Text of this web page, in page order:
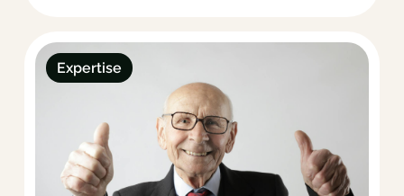
leur argent dormir. Mauvaise idée : votre
épargne mérite…
Expertise